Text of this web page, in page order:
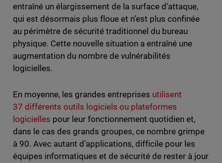
entraîné un élargissement de la surface d’attaque,
qui est désormais plus floue et n’est plus confinée
au périmètre de sécurité traditionnel du bureau
physique. Cette nouvelle situation a entraîné une
augmentation du nombre de vulnérabilités
logicielles.
En moyenne, les grandes entreprises utilisent
37 différents outils logiciels ou plateformes
logicielles pour leur fonctionnement quotidien et,
dans le cas des grands groupes, ce nombre grimpe
à 90. Avec autant d’applications, difficile pour les
équipes informatiques et de sécurité de rester à jour